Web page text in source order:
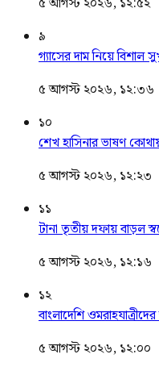
৯
গ্যাসের দাম নিয়ে বিশাল
৫ আগস্ট ২০২৬, ১২:৩৬
১০
শেখ হাসিনার ভাষণ
৫ আগস্ট ২০২৬, ১২:২৩
১১
টানা তৃতীয় দফায় বাড়ল
৫ আগস্ট ২০২৬, ১২:১৬
১২
বাংলাদেশি
৫ আগস্ট ২০২৬, ১২:০০